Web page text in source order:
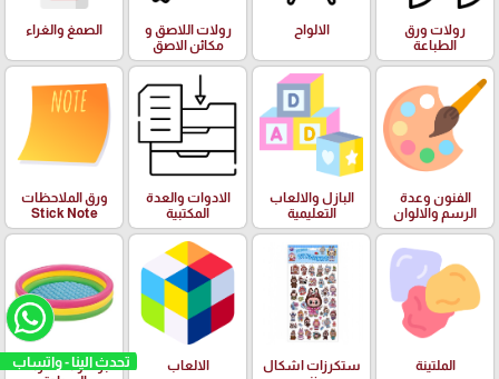
تحدث الينا - واتساب
رولات ورق
الطباعة
الالواح
رولات اللاصق و
مكائن الاصق
الصمغ والغراء
الفنون وعدة
الرسم والالوان
البازل والالعاب
التعليمية
الادوات والعدة
المكتبية
ورق الملاحظات
Stick Note
الملتينة
ستكرزات اشكال
الالعاب
البرك ومستلزمات